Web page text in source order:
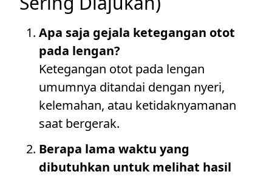
Apa saja gejala ketegangan otot
pada lengan?
Ketegangan otot pada lengan
umumnya ditandai dengan nyeri,
kelemahan, atau ketidaknyamanan
saat bergerak.
Berapa lama waktu yang
dibutuhkan untuk melihat hasil